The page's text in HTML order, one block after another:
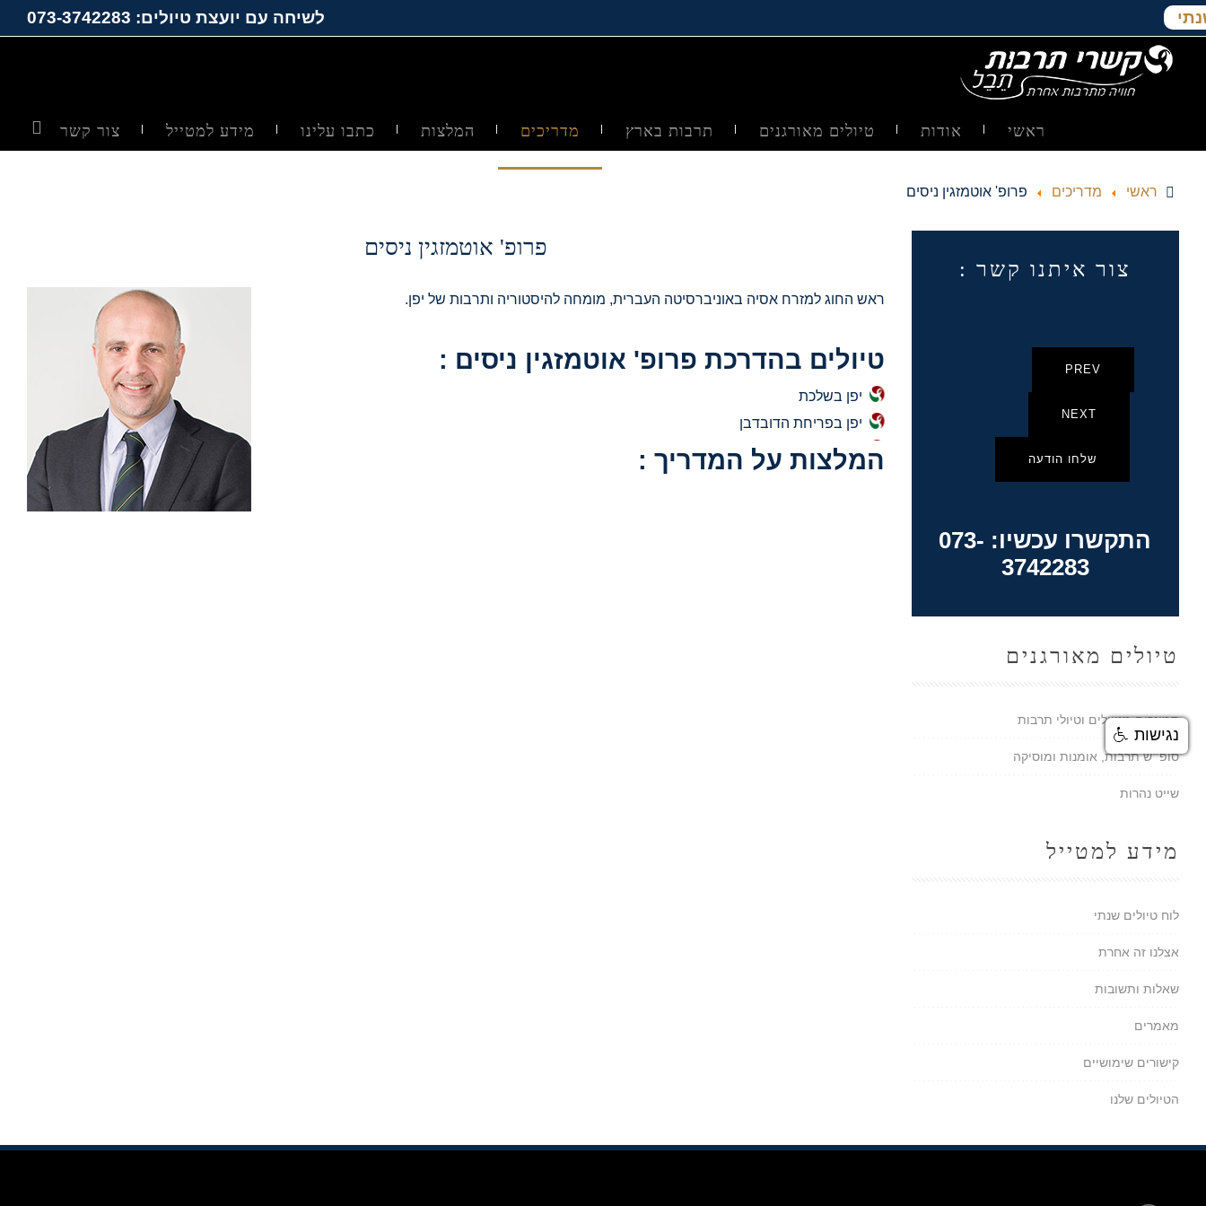
לשיחה עם יועצת טיולים: 073-3742283
ראשי אודות טיולים מאורגנים תרבות בארץ מדריכים המלצות כתבו עלינו מידע למטייל צור קשר
ראשי מדריכים פרופ' אוטמזגין ניסים
פרופ' אוטמזגין ניסים
ראש החוג למזרח אסיה באוניברסיטה העברית, מומחה להיסטוריה ותרבות של יפן.
טיולים בהדרכת פרופ' אוטמזגין ניסים :
יפן בשלכת
יפן בפריחת הדובדבן
המלצות על המדריך :
צור איתנו קשר :
PREV
NEXT
שלחו הודעה
התקשרו עכשיו: 073-
3742283
טיולים מאורגנים
סמינרים מטיילים וטיולי תרבות
סופ״ש תרבות, אומנות ומוסיקה
שייט נהרות
מידע למטייל
לוח טיולים שנתי
אצלנו זה אחרת
שאלות ותשובות
מאמרים
קישורים שימושיים
הטיולים שלנו
נגישות